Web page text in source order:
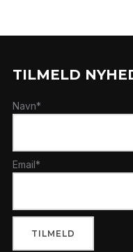
TILMELD
Navn*
Email*